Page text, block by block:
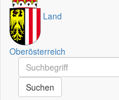
Land
Oberösterreich
Schnellsuche
Schnellsuche
Suchen